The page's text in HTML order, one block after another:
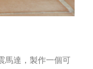
馬達，製作一個可